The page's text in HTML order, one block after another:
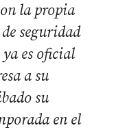
la propia
seguridad
es oficial
a su
su
en el